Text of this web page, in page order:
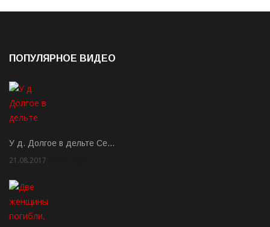
ПОПУЛЯРНОЕ ВИДЕО
У д. Долгое в дельте Се…
21.08.2017